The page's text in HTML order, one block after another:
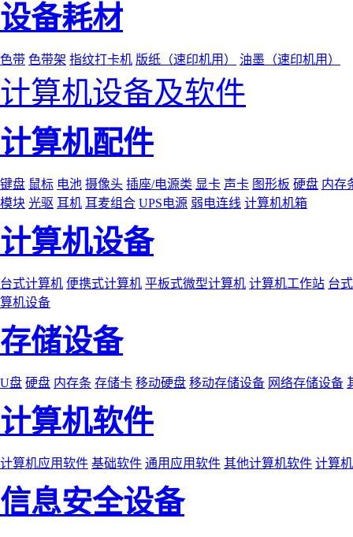
设备耗材
色带 色带架 指纹打卡机 版纸（速印机用） 油墨（速印机用）
计算机设备及软件
计算机配件
键盘 鼠标 电池 摄像头 插座/电源类 显卡 声卡 图形板 硬盘 内存
模块 光驱 耳机 耳麦组合 UPS电源 弱电连线 计算机机箱
计算机设备
台式计算机 便携式计算机 平板式微型计算机 计算机工作站 台
算机设备
存储设备
U盘 硬盘 内存条 存储卡 移动硬盘 移动存储设备 网络存储设备
计算机软件
计算机应用软件 基础软件 通用应用软件 其他计算机软件 计算
信息安全设备